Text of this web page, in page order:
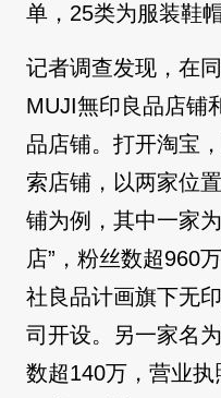
单，25类为服装鞋帽
记者调查发现，在
MUJI無印良品店铺
品店铺。打开淘宝
索店铺，以两家位
铺为例，其中一家
店”，粉丝数超960
社良品计画旗下无
司开设。另一家名
数超140万，营业执